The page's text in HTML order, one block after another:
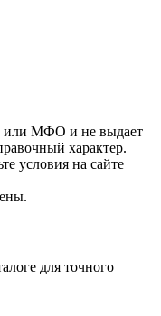
или МФО и не выдает
характер.
условия на сайте
для точного